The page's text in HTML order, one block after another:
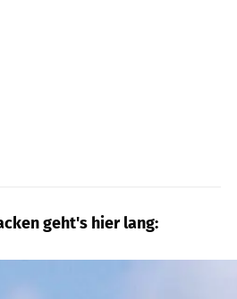
geht's hier lang: